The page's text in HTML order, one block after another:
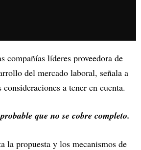
compañías líderes proveedora de
del mercado laboral, señala a
a tener en cuenta.
que no se cobre completo.
la propuesta y los mecanismos de